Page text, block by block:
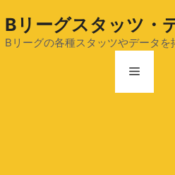
Bリーグスタッツ・
Bリーグの各種スタッツやデータを
メ